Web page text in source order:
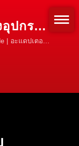
อุปกรณ์
สำหรับ
ใน
ลึง, การ
| อะแดปเตอร์